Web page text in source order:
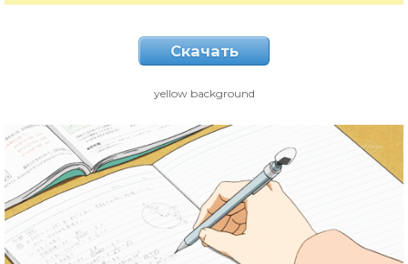
Скачать
yellow background